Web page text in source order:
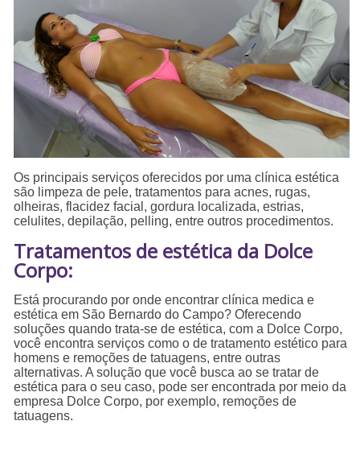
Os principais serviços oferecidos por uma clínica estética
são limpeza de pele, tratamentos para acnes, rugas,
olheiras, flacidez facial, gordura localizada, estrias,
celulites, depilação, pelling, entre outros procedimentos.
Tratamentos de estética da Dolce
Corpo:
Está procurando por onde encontrar clínica medica e
estética em São Bernardo do Campo? Oferecendo
soluções quando trata-se de estética, com a Dolce Corpo,
você encontra serviços como o de tratamento estético para
homens e remoções de tatuagens, entre outras
alternativas. A solução que você busca ao se tratar de
estética para o seu caso, pode ser encontrada por meio da
empresa Dolce Corpo, por exemplo, remoções de
tatuagens.